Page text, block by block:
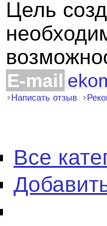
Цель
E-mail
Написать отзыв
Все